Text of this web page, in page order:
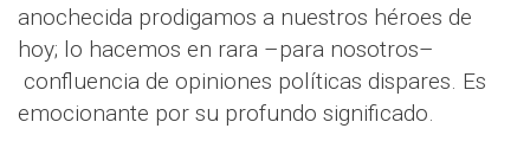
anochecida prodigamos a nuestros héroes de
hoy; lo hacemos en rara –para nosotros–
confluencia de opiniones políticas dispares. Es
emocionante por su profundo significado.